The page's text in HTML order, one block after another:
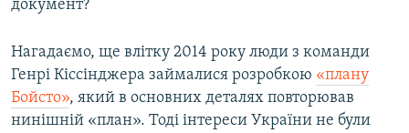
документ?
Нагадаємо, ще влітку 2014 року люди з команди
Генрі Кіссінджера займалися розробкою «плану
Бойсто», який в основних деталях повторював
нинішній «план». Тоді інтереси України не були